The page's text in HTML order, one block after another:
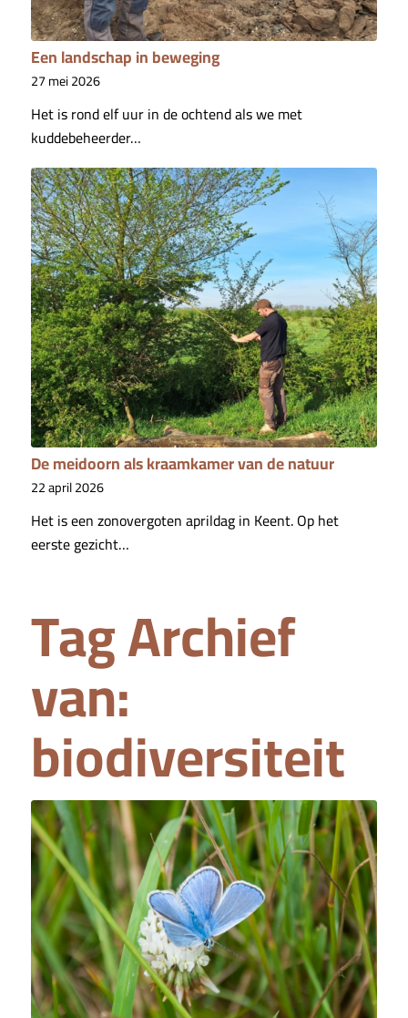
Een landschap in beweging
27 mei 2026
Het is rond elf uur in de ochtend als we met
kuddebeheerder…
De meidoorn als kraamkamer van de natuur
22 april 2026
Het is een zonovergoten aprildag in Keent. Op het
eerste gezicht…
Tag Archief
van:
biodiversiteit